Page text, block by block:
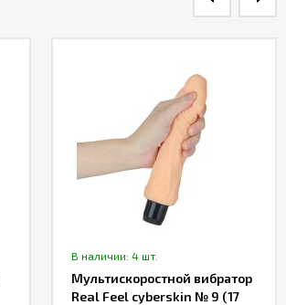
В наличии: 4 шт.
Мультискоростной вибратор
Real Feel cyberskin № 9 (17